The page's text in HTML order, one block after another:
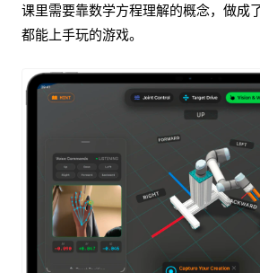
课里需要靠数学方程理解的概念，做成
都能上手玩的游戏。